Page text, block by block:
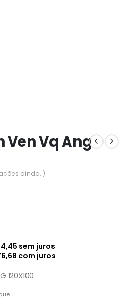
Ven Vq Ang
ainda. )
sem juros
com juros
120X100